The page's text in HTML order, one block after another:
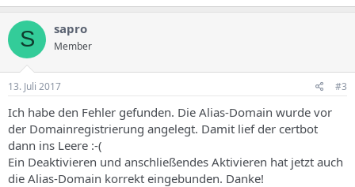
S sapro
Member
13. Juli 2017 #3
Ich habe den Fehler gefunden. Die Alias-Domain wurde vor
der Domainregistrierung angelegt. Damit lief der certbot
dann ins Leere :-(
Ein Deaktivieren und anschließendes Aktivieren hat jetzt auch
die Alias-Domain korrekt eingebunden. Danke!